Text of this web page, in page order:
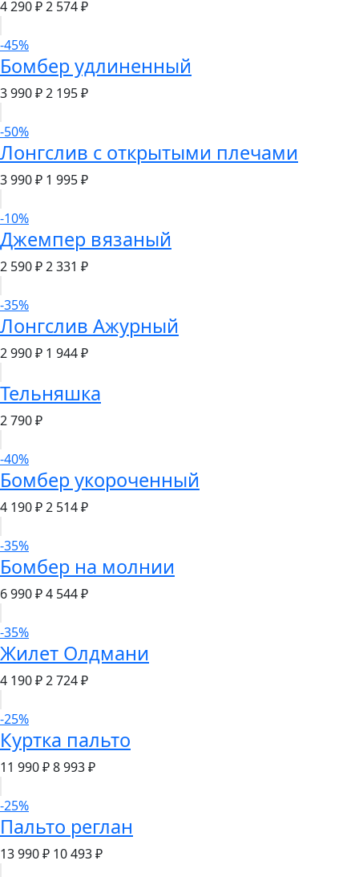
4 290 ₽2 574 ₽
-45%
Бомбер удлиненный
3 990 ₽2 195 ₽
-50%
Лонгслив с открытыми плечами
3 990 ₽ 1 995 ₽
-10%
Джемпер вязаный
2 590 ₽2 331 ₽
-35%
Лонгслив Ажурный
2 990 ₽ 1 944 ₽
Тельняшка
2 790 ₽
-40%
Бомбер укороченный
4 190 ₽2 514 ₽
-35%
Бомбер на молнии
6 990 ₽4 544 ₽
-35%
Жилет Олдмани
4 190 ₽2 724 ₽
-25%
Куртка пальто
11 990 ₽8 993 ₽
-25%
Пальто реглан
13 990 ₽ 10 493 ₽